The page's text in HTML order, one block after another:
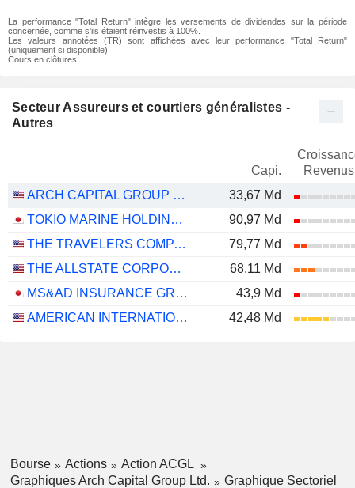
La performance "Total Return" intègre les versements de dividendes sur la période
concernée, comme s'ils étaient réinvestis à 100%.
Les valeurs annotées (TR) sont affichées avec leur performance "Total Return"
(uniquement si disponible)
Cours en clôtures
Secteur Assureurs et courtiers généralistes -
Autres
Capi.
Revenus
ARCH CAPITAL GROUP LTD.
33,67 Md
TOKIO MARINE HOLDINGS, INC.
90,97 Md
THE TRAVELERS COMPANIES, INC.
79,77 Md
THE ALLSTATE CORPORATION
68,11 Md
MS&AD INSURANCE GROUP HOLDINGS, INC.
43,9 Md
AMERICAN INTERNATIONAL GROUP, INC.
42,48 Md
Bourse Actions
Action ACGL
Graphiques Arch Capital Group Ltd.
Graphique Sectoriel